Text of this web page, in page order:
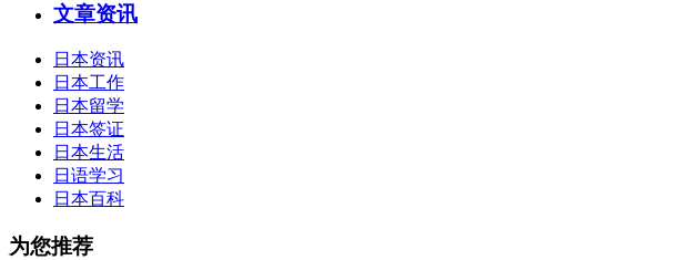
文章资讯
日本资讯
日本工作
日本留学
日本签证
日本生活
日语学习
日本百科
为您推荐